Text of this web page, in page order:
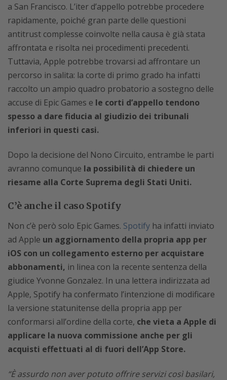
a San Francisco. L’iter d’appello potrebbe procedere
rapidamente, poiché gran parte delle questioni
antitrust complesse coinvolte nella causa è già stata
affrontata e risolta nei procedimenti precedenti.
Tuttavia, Apple potrebbe trovarsi ad affrontare un
percorso in salita: la corte di primo grado ha infatti
raccolto un ampio quadro probatorio a sostegno delle
accuse di Epic Games e le corti d’appello tendono
spesso a dare fiducia al giudizio dei tribunali
inferiori in questi casi.
Dopo la decisione del Nono Circuito, entrambe le parti
avranno comunque la possibilità di chiedere un
riesame alla Corte Suprema degli Stati Uniti.
C’è anche il caso Spotify
Non c’è però solo Epic Games. Spotify ha infatti inviato
ad Apple un aggiornamento della propria app per
iOS con un collegamento esterno per acquistare
abbonamenti, in linea con la recente sentenza della
giudice Yvonne Gonzalez. In una lettera indirizzata ad
Apple, Spotify ha confermato l’intenzione di modificare
la versione statunitense della propria app per
conformarsi all’ordine della corte, che vieta a Apple di
applicare la nuova commissione anche per gli
acquisti effettuati al di fuori dell’App Store.
“È assurdo non aver potuto offrire servizi così basilari,